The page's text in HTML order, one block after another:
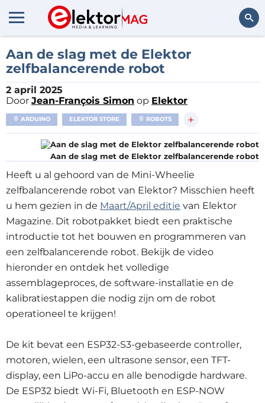
Aan de slag met de Elektor
zelfbalancerende robot
2 april 2025
Door Jean-François Simon op Elektor
ARDUINO ELEKTOR STORE ROBOTS +
Aan de slag met de Elektor zelfbalancerende robot
Heeft u al gehoord van de Mini-Wheelie
zelfbalancerende robot van Elektor? Misschien heeft
u hem gezien in de Maart/April editie van Elektor
Magazine. Dit robotpakket biedt een praktische
introductie tot het bouwen en programmeren van
een zelfbalancerende robot. Bekijk de video
hieronder en ontdek het volledige
assemblageproces, de software-installatie en de
kalibratiestappen die nodig zijn om de robot
operationeel te krijgen!
De kit bevat een ESP32-S3-gebaseerde controller,
motoren, wielen, een ultrasone sensor, een TFT-
display, een LiPo-accu en alle benodigde hardware.
De ESP32 biedt Wi-Fi, Bluetooth en ESP-NOW